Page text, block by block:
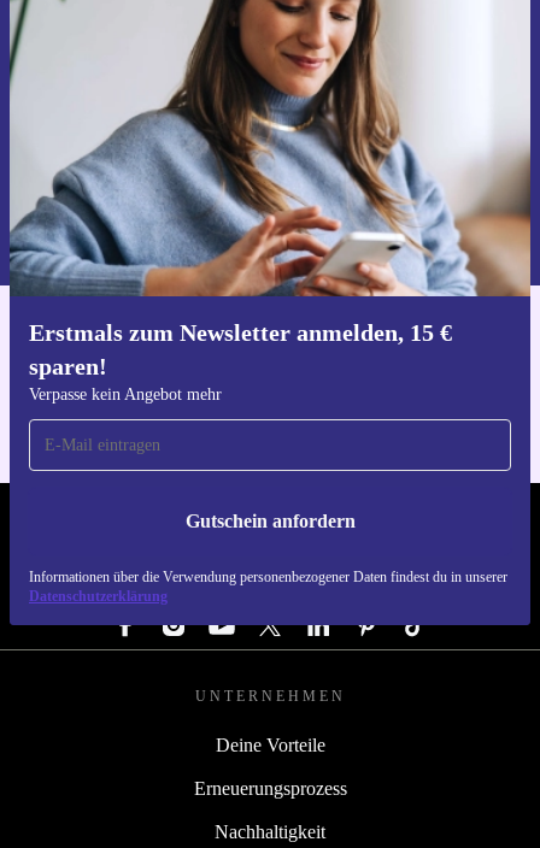
Erstmals zum Newsletter anmelden, 15 €
sparen!
Verpasse kein Angebot mehr
Gutschein anfordern
Informationen über die Verwendung personenbezogener Daten findest du in unserer
Datenschutzerklärung
15 € sparen!
Verpasse kein Angebot mehr.
Gutschein anfordern
Informationen über die Verwendung personenbezogener Daten findest
du in unserer
Datenschutzerklärung.
Hol dir die refurbed-App
REFURBED DEUTSCHLAND - RETHINK NEW.
FOLGE UNS
UNTERNEHMEN
Deine Vorteile
Erneuerungsprozess
Nachhaltigkeit